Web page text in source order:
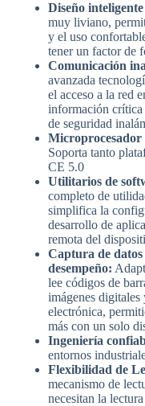
Diseño
muy liviano,
y el uso
tener un factor de
Comunicación
avanzada
el acceso a la red
información crítica
de seguridad
Microprocesador
Soporta tanto
CE 5.0
Utilitarios de
completo de
simplifica la
desarrollo de
remota del
Captura de
desempeño:
lee códigos de
imágenes
electrónica,
más con un solo
Ingeniería
entornos
Flexibilidad de
mecanismo de
necesitan la